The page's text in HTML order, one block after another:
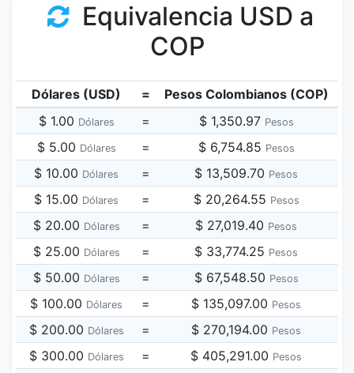
Equivalencia USD a
COP
Dólares (USD) =
Pesos Colombianos (COP)
$ 1.00 Dólares = $ 1,350.97 Pesos
$ 5.00 Dólares = $ 6,754.85 Pesos
$ 10.00 Dólares = $ 13,509.70 Pesos
$ 15.00 Dólares = $ 20,264.55 Pesos
$ 20.00 Dólares = $ 27,019.40 Pesos
$ 25.00 Dólares = $ 33,774.25 Pesos
$ 50.00 Dólares = $ 67,548.50 Pesos
$ 100.00 Dólares = $ 135,097.00 Pesos
$ 200.00 Dólares = $ 270,194.00 Pesos
$ 300.00 Dólares = $ 405,291.00 Pesos